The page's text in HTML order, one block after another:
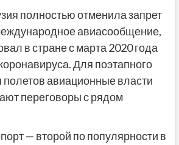
полностью отменила запрет
авиасообщение,
в стране с марта 2020 года
Для поэтапного
полетов авиационные власти
переговоры с рядом
— второй по популярности в